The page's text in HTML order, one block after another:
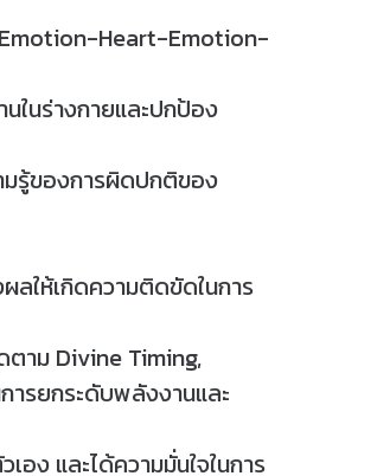
Emotion-Heart-Emotion-
ในร่างกายและปกป้อง
มรู้ของการผิดปกติของ
ลให้เกิดความติดขัดในการ
ตาม Divine Timing,
ารยกระดับพลังงานและ
ง และได้ความมั่นใจในการ